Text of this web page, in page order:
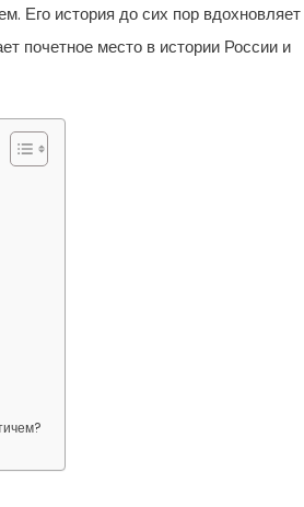
Его история до сих пор вдохновляет
почетное место в истории России и